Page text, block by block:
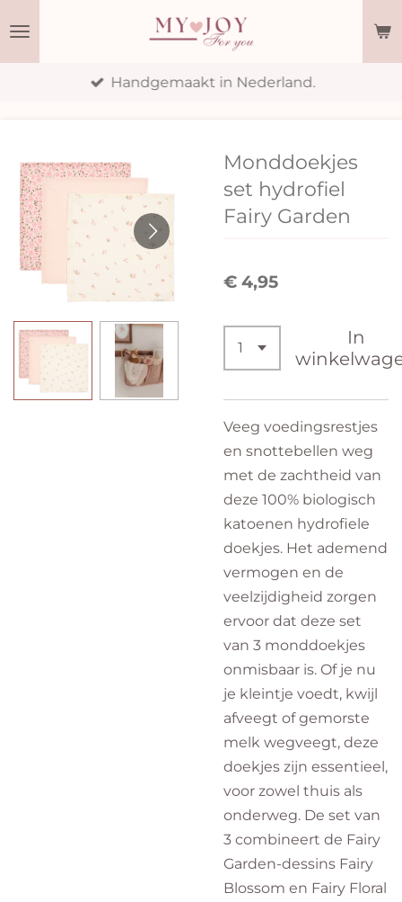
Handgemaakt in Nederland.
Monddoekjes
set hydrofiel
Fairy Garden
€ 4,95
In
Veeg voedingsrestjes
en snottebellen weg
met de zachtheid van
deze 100% biologisch
katoenen hydrofiele
doekjes. Het ademend
vermogen en de
veelzijdigheid zorgen
ervoor dat deze set
van 3 monddoekjes
onmisbaar is. Of je nu
je kleintje voedt, kwijl
afveegt of gemorste
melk wegveegt, deze
doekjes zijn essentieel,
voor zowel thuis als
onderweg. De set van
3 combineert de Fairy
Garden-dessins Fairy
Blossom en Fairy Floral